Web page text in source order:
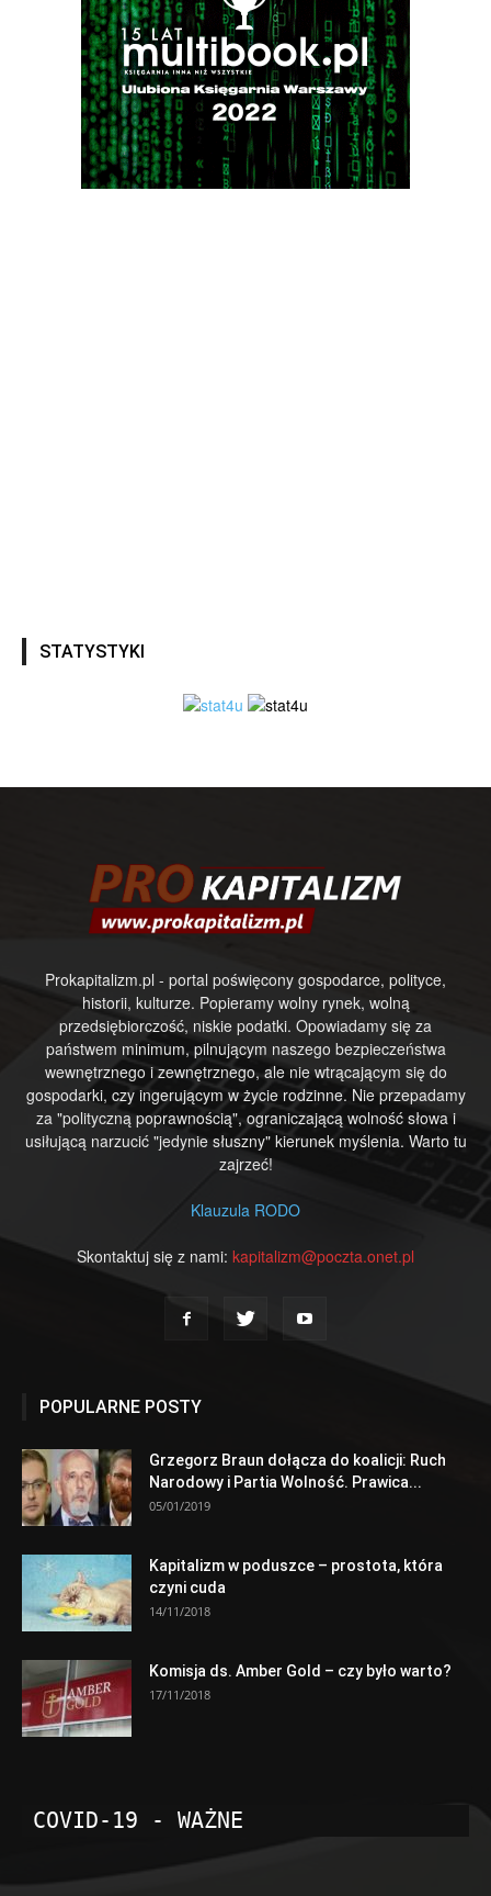
STATYSTYKI
Prokapitalizm.pl - portal poświęcony gospodarce, polityce,
historii, kulturze. Popieramy wolny rynek, wolną
przedsiębiorczość, niskie podatki. Opowiadamy się za
państwem minimum, pilnującym naszego bezpieczeństwa
wewnętrznego i zewnętrznego, ale nie wtrącającym się do
gospodarki, czy ingerującym w życie rodzinne. Nie przepadamy
za "polityczną poprawnością", ograniczającą wolność słowa i
usiłującą narzucić "jedynie słuszny" kierunek myślenia. Warto tu
zajrzeć!
Klauzula RODO
Skontaktuj się z nami: kapitalizm@poczta.onet.pl
POPULARNE POSTY
Grzegorz Braun dołącza do koalicji: Ruch
Narodowy i Partia Wolność. Prawica...
05/01/2019
Kapitalizm w poduszce – prostota, która
czyni cuda
14/11/2018
Komisja ds. Amber Gold – czy było warto?
17/11/2018
COVID-19 - WAŻNE